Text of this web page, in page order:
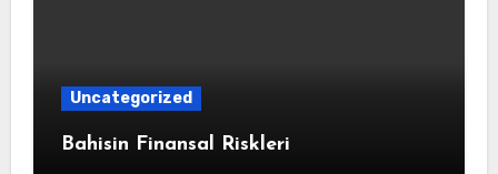
Uncategorized
Bahisin Finansal Riskleri